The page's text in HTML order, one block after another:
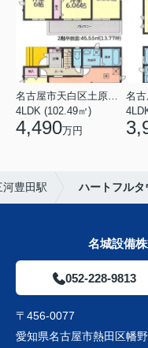
名古屋市天白区土原３丁目
4LDK (102.49㎡)
4,490万円
河豊田駅 ハートフル
名城設備
052-228-9813
〒456-0077
愛知県名古屋市熱田区幡